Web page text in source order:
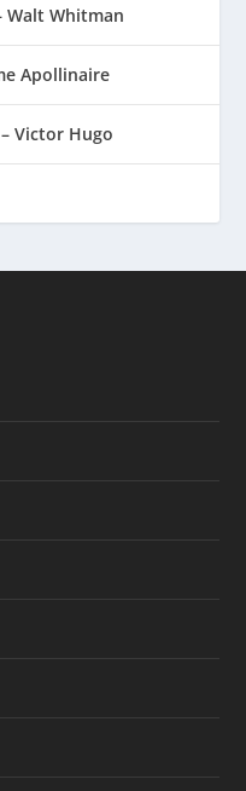
Walt Whitman
Apollinaire
Victor Hugo